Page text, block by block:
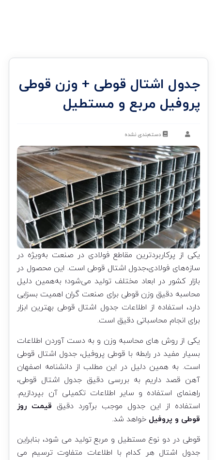
جدول اشتال قوطی + وزن قوطی
پروفیل مربع و مستطیل
دسته‌بندی نشده
یکی از پرکاربردترین مقاطع فولادی در صنعت به‌ویژه در
سازه‌های فولادی،جدول اشتال قوطی است. این محصول در
بازار کشور در ابعاد مختلف تولید می‌شود؛ به‌همین دلیل
محاسبه دقیق وزن قوطی برای صنعت گران اهمیت بسزایی
دارد، استفاده از اطلاعات جدول اشتال قوطی بهترین ابزار
برای انجام محاسباتی دقیق است.
یکی از روش های محاسبه وزن و به دست آوردن اطلاعات
بسیار مفید در رابطه با قوطی پروفیل، جدول اشتال قوطی
است. به همین دلیل در این مطلب از دانشنامه اصفهان
آهن قصد داریم به بررسی دقیق جدول اشتال قوطی،
راهنمای استفاده و سایر اطلاعات تکمیلی آن بپردازیم.
استفاده از این جدول موجب برآورد دقیق قیمت روز
قوطی و پروفیل خواهد شد.
قوطی در دو نوع مستطیل و مربع تولید می شود، بنابراین
جدول اشتال هر کدام با اطلاعات متفاوت ترسیم می